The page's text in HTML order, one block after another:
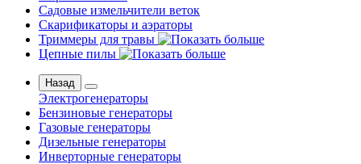
Садовые измельчители веток
Скарификаторы и аэраторы
Триммеры для травы
Цепные пилы
Назад
Электрогенераторы
Бензиновые генераторы
Газовые генераторы
Дизельные генераторы
Инверторные генераторы